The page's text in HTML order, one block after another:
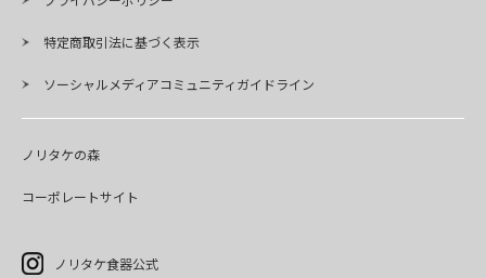
特定商取引法に基づく表示
ソーシャルメディアコミュニティガイドライン
ノリタケの森
コーポレートサイト
ノリタケ食器公式